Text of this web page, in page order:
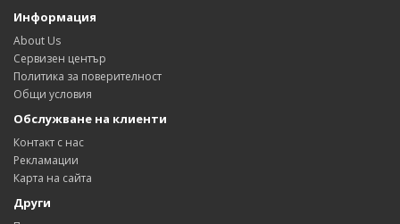
Информация
About Us
Сервизен център
Политика за поверителност
Общи условия
Обслужване на клиенти
Контакт с нас
Рекламации
Карта на сайта
Други